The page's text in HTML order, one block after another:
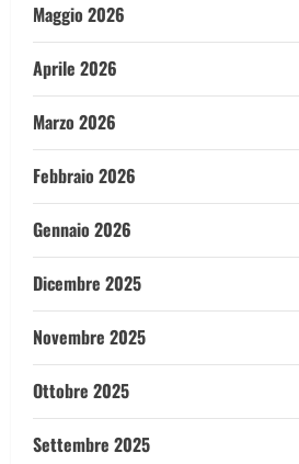
Maggio 2026
Aprile 2026
Marzo 2026
Febbraio 2026
Gennaio 2026
Dicembre 2025
Novembre 2025
Ottobre 2025
Settembre 2025